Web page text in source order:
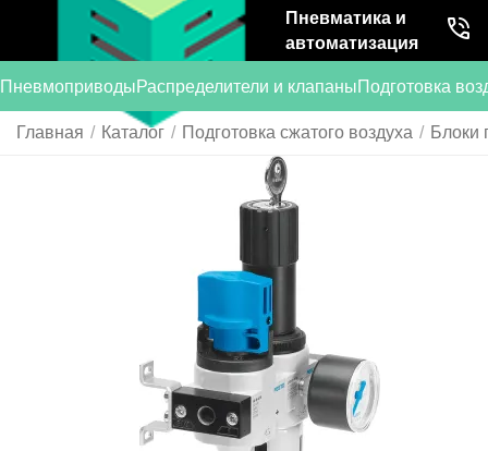
Пневматика и
автоматизация
ПневмоприводыРаспределители и клапаныПодготовка
Главная / Каталог / Подготовка сжатого воздуха / Блоки